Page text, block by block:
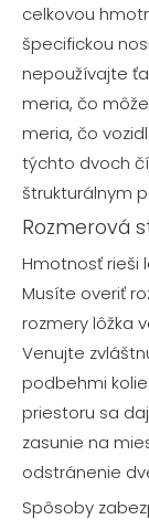
celkovou
špecifickou
nepoužívajte
meria, čo
meria, čo
týchto dvoch
štrukturálnym
Rozmerová
Hmotnosť rieši
Musíte overiť
rozmery lôžka
Venujte
podbehmi
priestoru sa
zasunie na
odstránenie
Spôsoby